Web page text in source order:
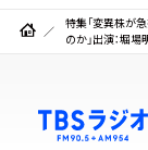
特集「変異株が
のか」出演：堀